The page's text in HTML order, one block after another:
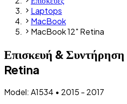
Laptops
MacBook
MacBook 12" Retina
Επισκευή & Συντήρηση
Retina
Model: A1534 • 2015 - 2017